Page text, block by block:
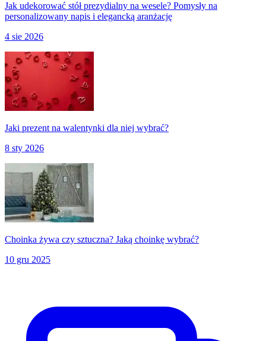
Jak udekorować stół prezydialny na wesele? Pomysły na
personalizowany napis i elegancką aranżację
4 sie 2026
Jaki prezent na walentynki dla niej wybrać?
8 sty 2026
Choinka żywa czy sztuczna? Jaką choinkę wybrać?
10 gru 2025